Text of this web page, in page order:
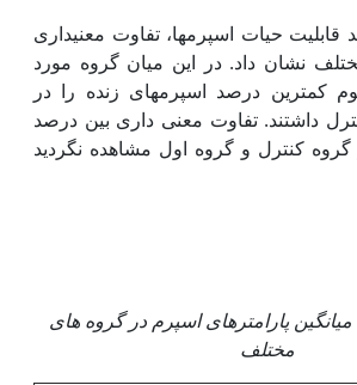
قابلیت حیات اسپرم‏ها، تفاوت معنی‏داری
نشان داد. در این میان گروه مورد
کمترین درصد اسپرم‏های زنده را در
داشتند. تفاوت معنی داری بین درصد
گروه کنترل و گروه اول مشاهده نگردید
میانگین پارامترهای اسپرم در گروه های
مختلف